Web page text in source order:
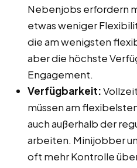
Nebenjobs erfordern
etwas weniger
die am wenigsten
aber die höchste
Engagement.
Verfügbarkeit:
müssen am
auch außerhalb der
arbeiten. Minijobber
oft mehr Kontrolle